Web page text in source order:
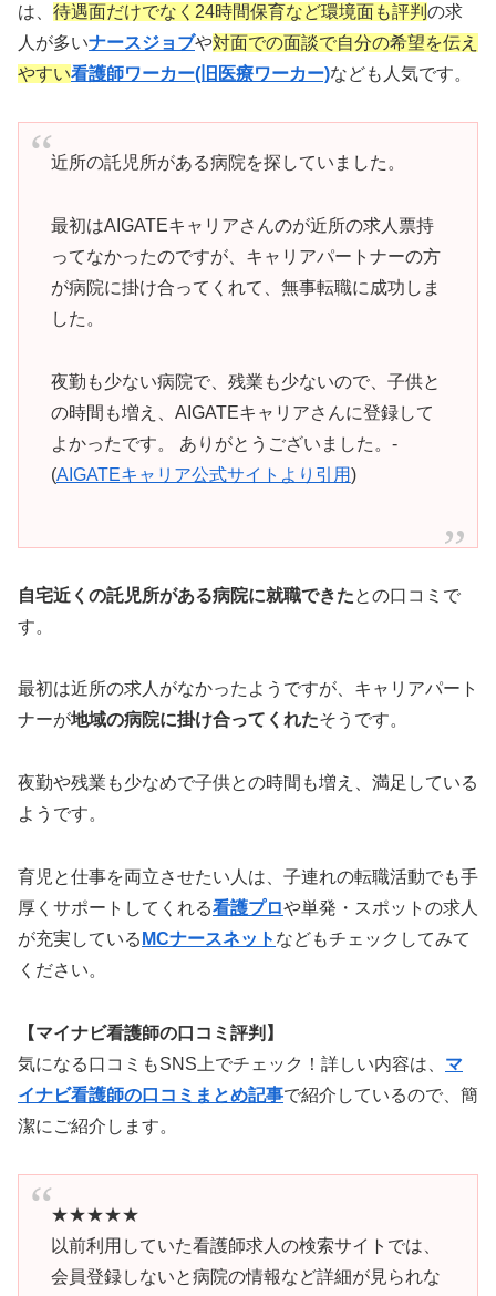
は、 待遇面だけでなく24時間保育など環境面も評判 の求
人が多いナースジョブや対面での面談で自分の希望を伝え
やすい看護師ワーカー(旧医療ワーカー)なども人気です。
近所の託児所がある病院を探していました。
最初はAIGATEキャリアさんのが近所の求人票持
ってなかったのですが、キャリアパートナーの方
が病院に掛け合ってくれて、無事転職に成功しま
した。
夜勤も少ない病院で、残業も少ないので、子供と
の時間も増え、AIGATEキャリアさんに登録して
よかったです。 ありがとうございました。-
(AIGATEキャリア公式サイトより引用)
自宅近くの託児所がある病院に就職できたとの口コミで
す。
最初は近所の求人がなかったようですが、キャリアパート
ナーが地域の病院に掛け合ってくれたそうです。
夜勤や残業も少なめで子供との時間も増え、満足している
ようです。
育児と仕事を両立させたい人は、子連れの転職活動でも手
厚くサポートしてくれる看護プロや単発・スポットの求人
が充実している MCナースネット などもチェックしてみて
ください。
【マイナビ看護師の口コミ評判】
気になる口コミもSNS上でチェック！詳しい内容は、 マ
イナビ看護師の口コミまとめ記事で紹介しているので、簡
潔にご紹介します。
★★★★★
以前利用していた看護師求人の検索サイトでは、
会員登録しないと病院の情報など詳細が見られな